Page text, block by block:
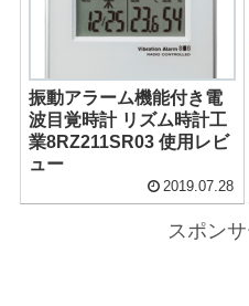
振動アラーム機能付き電
波目覚時計 リズム時計工
業8RZ211SR03 使用レビ
ュー
2019.07.28
スポン